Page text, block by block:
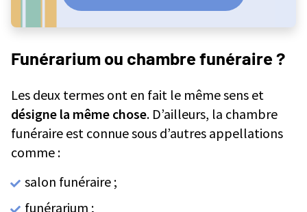
Combien coûte la chambre funéraire ?
Funérarium ou chambre funéraire ?
Les deux termes ont en fait le même sens et
désigne la même chose. D’ailleurs, la chambre
funéraire est connue sous d’autres appellations
comme :
salon funéraire ;
funérarium ;